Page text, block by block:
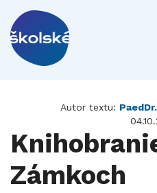
Autor textu:
Zámkoch